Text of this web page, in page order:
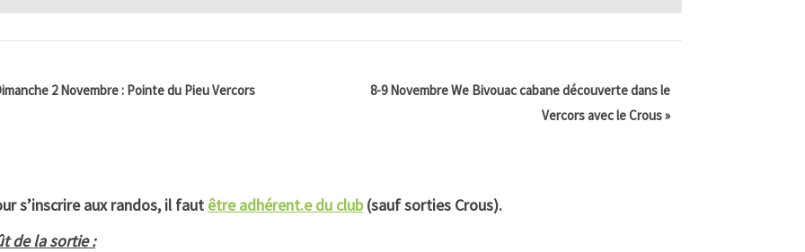
2 Novembre : Pointe du Pieu Vercors
8-9 Novembre We Bivouac cabane découverte dans le
Vercors avec le Crous»
s’inscrire aux randos, il faut être adhérent.e du club(sauf sorties Crous).
de la sortie :